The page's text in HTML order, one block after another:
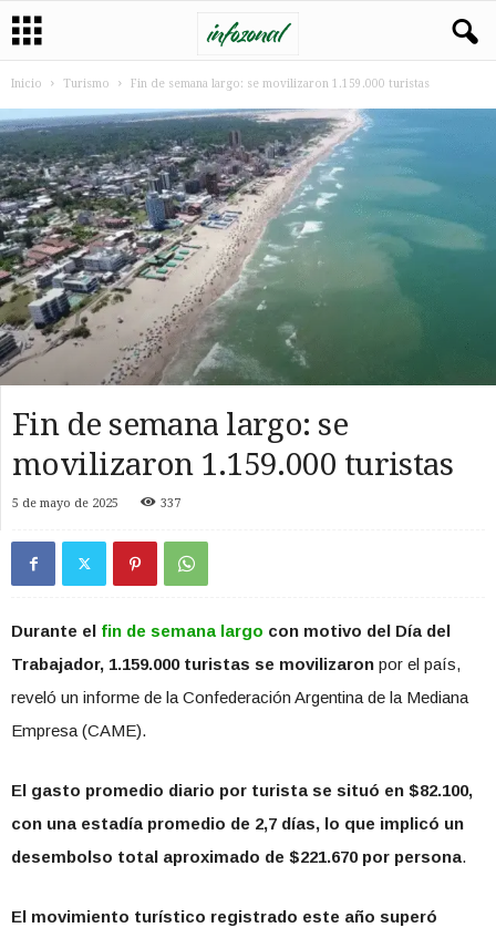
Inicio Turismo Fin de semana largo: se movilizaron 1.159.000 turistas
Fin de semana largo: se
movilizaron 1.159.000 turistas
5 de mayo de 2025 337
Durante el fin de semana largo con motivo del Día del
Trabajador, 1.159.000 turistas se movilizaron por el país,
reveló un informe de la Confederación Argentina de la Mediana
Empresa (CAME).
El gasto promedio diario por turista se situó en $82.100,
con una estadía promedio de 2,7 días, lo que implicó un
desembolso total aproximado de $221.670 por persona.
El movimiento turístico registrado este año superó